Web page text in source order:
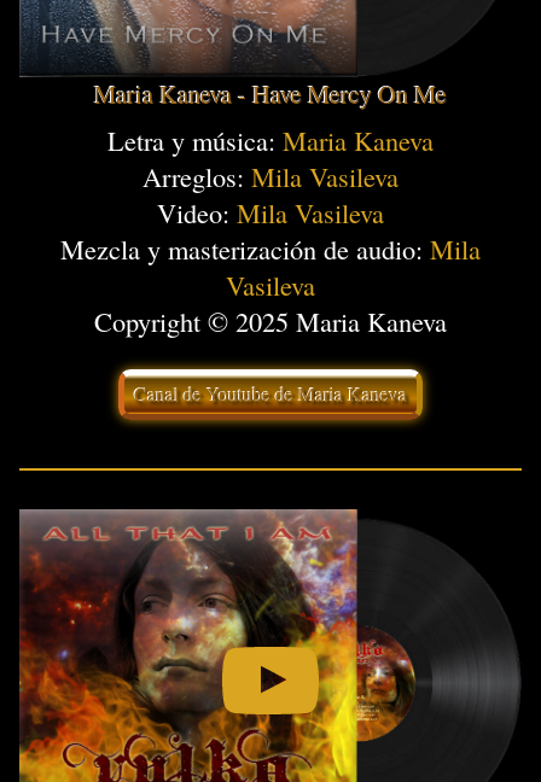
Maria Kaneva - Have Mercy On Me
Letra y música: Maria Kaneva
Arreglos: Mila Vasileva
Video: Mila Vasileva
Mezcla y masterización de audio: Mila
Vasileva
Copyright © 2025 Maria Kaneva
Canal de Youtube de Maria Kaneva